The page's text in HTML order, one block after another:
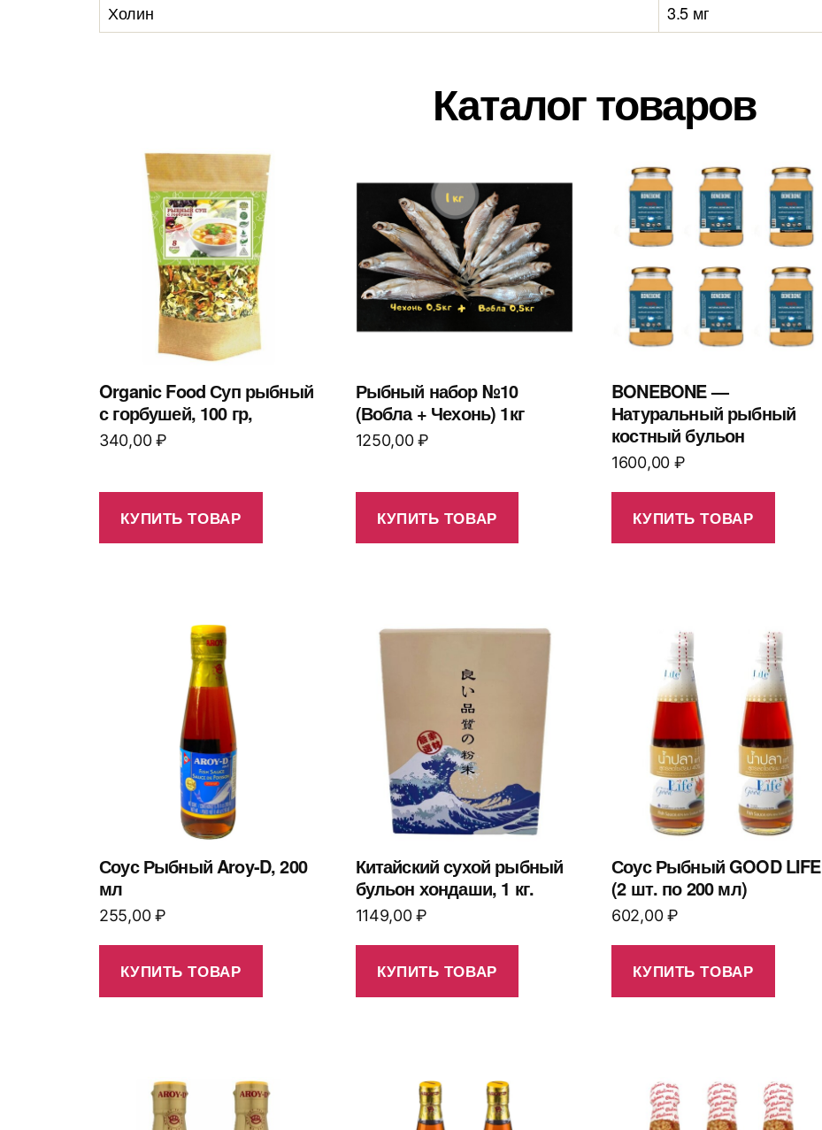
Холин
3.5 мг
Каталог товаров
Organic Food Суп рыбный
с горбушей, 100 гр,
340,00₽
КУПИТЬ ТОВАР
Рыбный набор №10
(Вобла + Чехонь) 1кг
1250,00₽
КУПИТЬ ТОВАР
BONEBONE —
Натуральный рыбный
костный бульон
1600,00 ₽
КУПИТЬ ТОВАР
Соус Рыбный Aroy-D, 200
мл
255,00₽
КУПИТЬ ТОВАР
Китайский сухой рыбный
бульон хондаши, 1 кг.
1149,00₽
КУПИТЬ ТОВАР
Соус Рыбный GOOD LIFE
(2 шт. по 200 мл)
602,00₽
КУПИТЬ ТОВАР